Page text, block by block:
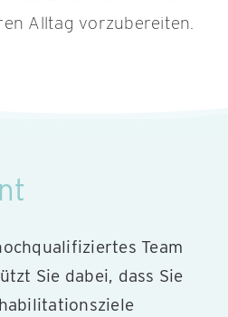
Alltag vorzubereiten.
Team
Sie dabei, dass Sie